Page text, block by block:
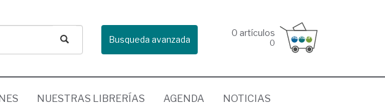
Busqueda avanzada
0 artículos
0
NUESTRAS LIBRERÍAS AGENDA NOTICIAS